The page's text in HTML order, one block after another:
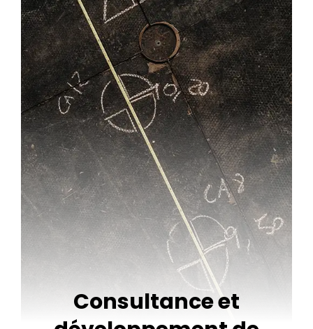
Consultance et